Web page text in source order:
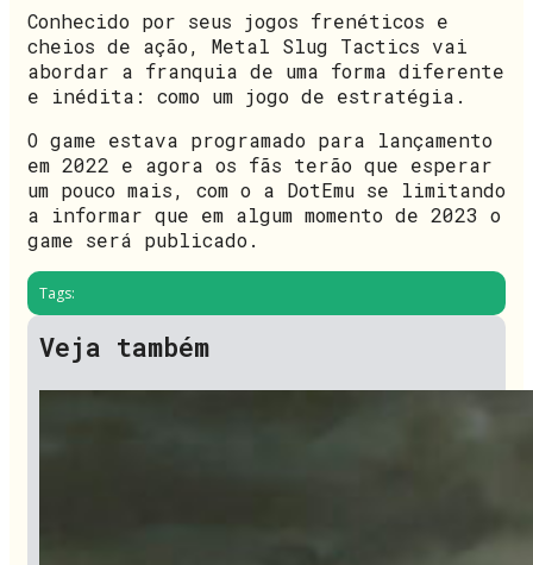
Conhecido por seus jogos frenéticos e
cheios de ação, Metal Slug Tactics vai
abordar a franquia de uma forma diferente
e inédita: como um jogo de estratégia.
O game estava programado para lançamento
em 2022 e agora os fãs terão que esperar
um pouco mais, com o a DotEmu se limitando
a informar que em algum momento de 2023 o
game será publicado.
Tags:
Veja também